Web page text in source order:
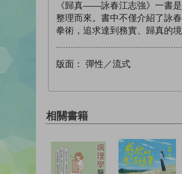
《歸真——詠春江志強》一書
整理而來。書中不僅介紹了詠
拳術，追求達到務實、歸真的
版面： 彈性／流式
相關書籍